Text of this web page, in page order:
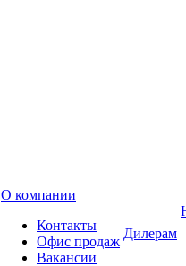
О компании
Контакты
Офис продаж
Вакансии
Дилерам